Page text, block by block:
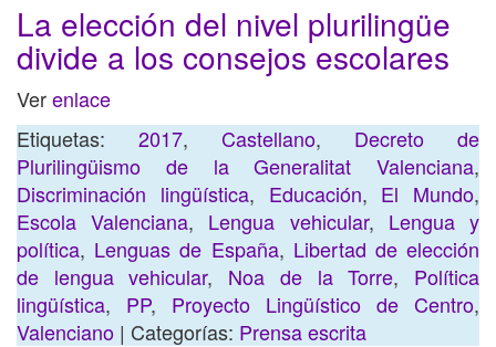
La elección del nivel plurilingüe
divide a los consejos escolares
Verenlace
Etiquetas: 2017, Castellano, Decreto de
Plurilingüismo de la Generalitat Valenciana,
Discriminación lingüística, Educación, El Mundo,
Escola Valenciana, Lengua vehicular, Lengua y
política, Lenguas de España, Libertad de elección
de lengua vehicular, Noa de la Torre, Política
lingüística, PP, Proyecto Lingüístico de Centro,
Valenciano | Categorías: Prensa escrita